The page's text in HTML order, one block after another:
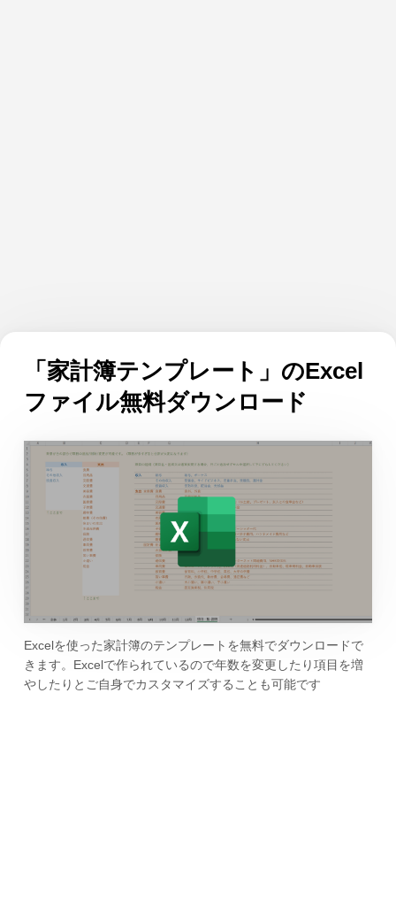
「家計簿テンプレート」のExcel
ファイル無料ダウンロード
Excelを使った家計簿のテンプレートを無料でダウンロードで
きます。Excelで作られているので年数を変更したり項目を増
やしたりとご自身でカスタマイズすることも可能です